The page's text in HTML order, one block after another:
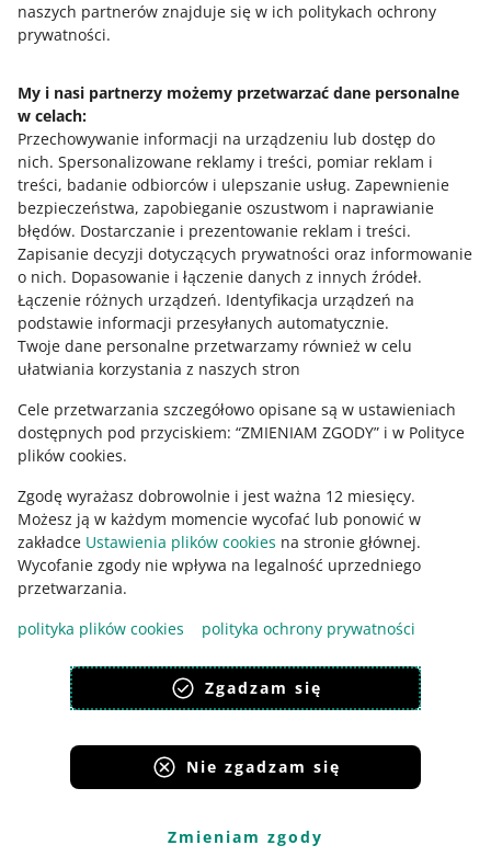
naszych partnerów znajduje się w ich politykach ochrony
prywatności.
My i nasi partnerzy możemy przetwarzać dane personalne
w celach:
Przechowywanie informacji na urządzeniu lub dostęp do
nich. Spersonalizowane reklamy i treści, pomiar reklam i
treści, badanie odbiorców i ulepszanie usług. Zapewnienie
bezpieczeństwa, zapobieganie oszustwom i naprawianie
błędów. Dostarczanie i prezentowanie reklam i treści.
Zapisanie decyzji dotyczących prywatności oraz informowanie
o nich. Dopasowanie i łączenie danych z innych źródeł.
Łączenie różnych urządzeń. Identyfikacja urządzeń na
podstawie informacji przesyłanych automatycznie.
Twoje dane personalne przetwarzamy również w celu
ułatwiania korzystania z naszych stron
Cele przetwarzania szczegółowo opisane są w ustawieniach
dostępnych pod przyciskiem: “ZMIENIAM ZGODY” i w Polityce
plików cookies.
Zgodę wyrażasz dobrowolnie i jest ważna 12 miesięcy.
Możesz ją w każdym momencie wycofać lub ponowić w
zakładce Ustawienia plików cookies na stronie głównej.
Wycofanie zgody nie wpływa na legalność uprzedniego
przetwarzania.
polityka plików cookies
polityka ochrony prywatności
Zgadzam się
Nie zgadzam się
Zmieniam zgody
Jeśli oferta nie będzie dostępna do zakupu w zestawie na
przy niej odpowiedni komunikat.
Jak ustawić rabat w gotowym zestawie
Przejdź do sekcjiZestawy elastycznew zakładce
Zestawy ofert.
Kliknij ikonę ołówka przy wybranym zestawie.
WybierzDodaj rabat.
Możesz to zrobić na 2 sposoby:
ustaw rabatna wybrane pozycje–sprawdź
Kliknij [zapisz zestaw]. Gotowe!
Jak ustawić rabat na cały zestaw
Podaj procent rabatu dla całego zestawu. Możesz to
zrobić osobno dla każdego rynku albo skopiować go na
pozostałe rynki.